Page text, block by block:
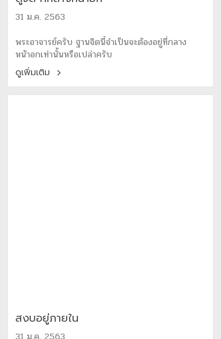
31 ม.ค. 2563
พระอาจารย์ครับ ฐานจิตนี้จำเป็นจะต้องอยู่ที่กลาง
หน้าอกเท่านั้นหรือเปล่าครับ
ดูเพิ่มเติม
สงบอยู่ภายใน